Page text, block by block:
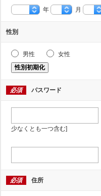
年 月
性別
男性
女性
性別初期化
必須 パスワード
少なくとも一つ含む]
必須 住所